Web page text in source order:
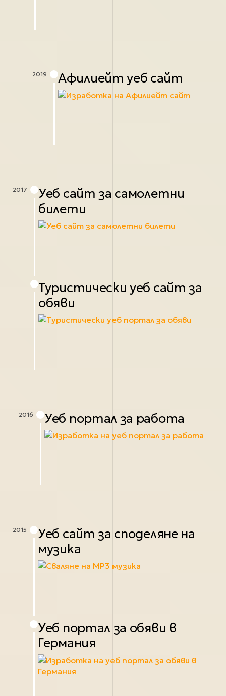
2019 Афилиейт уеб сайт
2017
Уеб сайт за самолетни
билети
Туристически уеб сайт за
обяви
2016 Уеб портал за работа
2015
Уеб сайт за споделяне на
музика
Уеб портал за обяви в
Германия